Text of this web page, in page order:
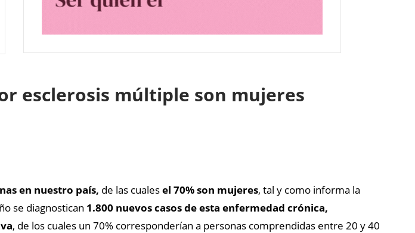
esclerosis múltiple son mujeres
en nuestro país, de las cualesel 70% son mujeres, tal y como informa la
se diagnostican 1.800 nuevos casos de esta enfermedad crónica,
, de los cuales un 70% corresponderían a personas comprendidas entre 20 y 40